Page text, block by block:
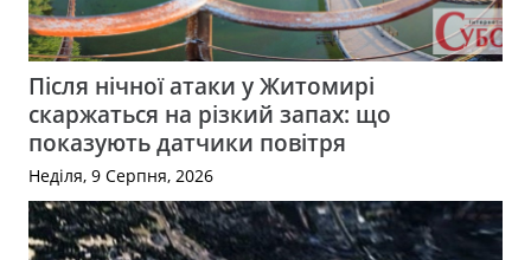
Після нічної атаки у Житомирі
скаржаться на різкий запах: що
показують датчики повітря
Неділя, 9 Серпня, 2026